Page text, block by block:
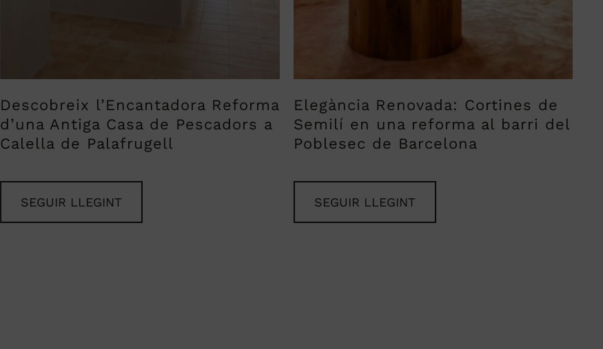
Descobreix l’Encantadora Reforma
d’una Antiga Casa de Pescadors a
Calella de Palafrugell
SEGUIR LLEGINT
Elegància Renovada: Cortines de
Semilí en una reforma al barri del
Poblesec de Barcelona
SEGUIR LLEGINT